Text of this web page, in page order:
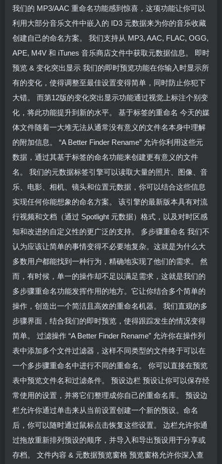
我们的 MP3/AAC 重命名功能感到惊喜，这项功能让你可以
利用大部分音乐文件中嵌入的 ID3 元数据来为你的音乐收藏
创建自己的命名方案。 我们支持从 MP3, AAC, FLAC, OGG,
APE, M4V 和 iTunes 音乐商店文件中获取元数据信息。 即时
预览 & 变化突出显示 我们的即时预览功能在你输入时显示所
有的变化，使得调整至最佳设置变得简单，同时防止你犯下
大错。 而第12版的变化突出显示功能通过视觉上标注个别变
化，将此功能提升到新的水平。 基于标签的重命名 今天的媒
体文件随着一大堆无法从通常没有意义的文件名本身中理解
的附加信息。 “A Better Finder Rename” 允许你利用这些元
数据，通过其基于标签的命名功能来创建更有意义的文件
名。 我们的元数据标签引擎可以读取大量的照片、图像、音
乐、电影、相机、镜头和位置元数据，你可以结合这些信息
实现任何你能想象的命名方案。 该引擎的最新版本具有对流
行视频和文档（通过 Spotlight 元数据）格式，以及对时区感
知和改进的自定义性的更广泛的支持。 多步骤重命名 我们不
认为应该让简单的事情变得不必要地复杂。这就是为什么大
多数用户都能找到一种行为，精确地实现了他们的需求。 然
而，有时候，单一的操作却不足以满足需求，这就是我们的
多步骤重命名功能发挥作用的地方。它让你结合多个简单的
操作，创造出一个简洁且高效的重命名机器。 我们直观的多
步骤界面，结合我们的即时预览，使得跟踪发生的情况变得
简单。 过滤操作 “A Better Finder Rename” 允许你在操作列
表中添加多个文件过滤器，这样不同类型的文件终于可以在
一个多步骤重命名中进行不同的重命名。 你可以直接在预览
表中预览文件名和过滤条件。 预设边栏 预设让你可以保存经
常使用的设置，并将它们整理成你自己的重命名库。 预设边
栏允许你通过单击来从当前设置创建一个新的预设。命名
后，你可以随时通过鼠标点击恢复这些设置。 边栏允许你通
过拖放重新排列预设的顺序，并导入和导出预设用于分享或
存档。 文件内容 & 元数据预览窗格 预览窗格允许你深入查